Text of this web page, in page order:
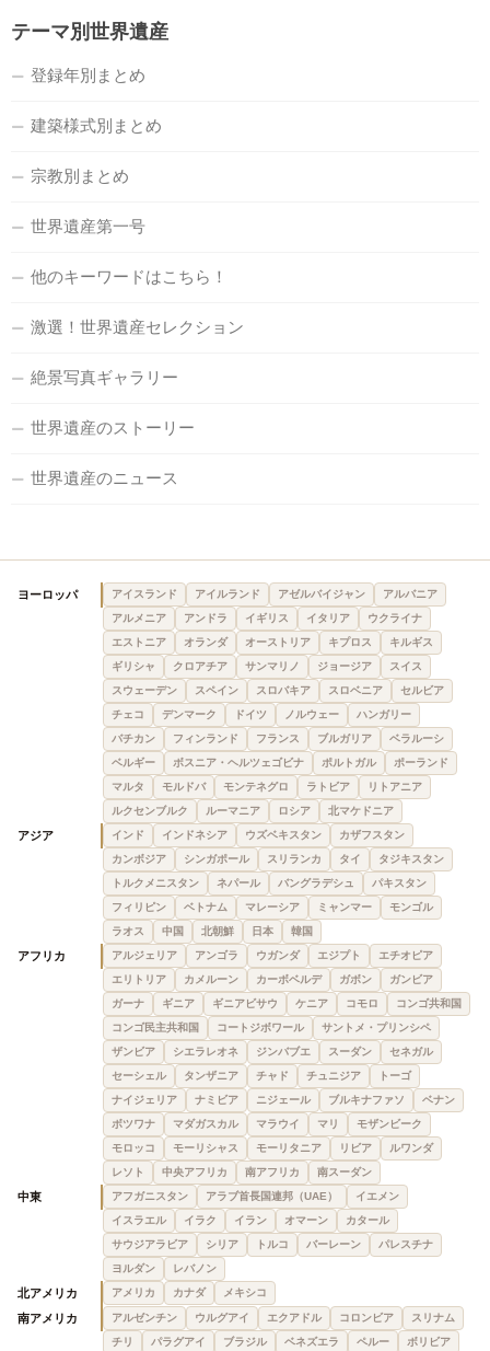
テーマ別世界遺産
登録年別まとめ
建築様式別まとめ
宗教別まとめ
世界遺産第一号
他のキーワードはこちら！
激選！世界遺産セレクション
絶景写真ギャラリー
世界遺産のストーリー
世界遺産のニュース
ヨーロッパ アイスランド アイルランド アゼルバイジャン
アルバニア
アルメニア
アンドラ イギリス イタリア
ウクライナ
エストニア
オランダ オーストリア キプロス
キルギス
ギリシャ
クロアチア サンマリノ ジョージア
スイス
スウェーデン
スペイン スロバキア スロベニア
セルビア
チェコ
デンマーク ドイツ ノルウェー
ハンガリー
バチカン
フィンランド フランス ブルガリア
ベラルーシ
ベルギー
ボスニア・ヘルツェゴビナ ポルトガル
ポーランド
マルタ
モルドバ モンテネグロ ラトビア
リトアニア
ルクセンブルク
ルーマニア ロシア 北マケドニア
アジア インド インドネシア ウズベキスタン
カザフスタン
カンボジア
シンガポール スリランカ タイ
タジキスタン
トルクメニスタン
ネパール バングラデシュ
パキスタン
フィリピン
ベトナム マレーシア ミャンマー
モンゴル
ラオス
中国 北朝鮮 日本 韓国
アフリカ アルジェリア アンゴラ ウガンダ エジプト
エチオピア
エリトリア
カメルーン カーボベルデ ガボン
ガンビア
ガーナ
ギニア ギニアビサウ ケニア コモロ
コンゴ共和国
コンゴ民主共和国
コートジボワール
サントメ・プリンシペ
ザンビア
シエラレオネ ジンバブエ スーダン
セネガル
セーシェル
タンザニア チャド チュニジア
トーゴ
ナイジェリア
ナミビア ニジェール ブルキナファソ
ベナン
ボツワナ
マダガスカル マラウイ マリ
モザンビーク
モロッコ
モーリシャス モーリタニア リビア
ルワンダ
レソト
中央アフリカ 南アフリカ 南スーダン
中東 アフガニスタン アラブ首長国連邦（UAE）
イエメン
イスラエル
イラク イラン オマーン
カタール
サウジアラビア
シリア トルコ バーレーン
パレスチナ
ヨルダン
レバノン
北アメリカ アメリカ カナダ メキシコ
南アメリカ アルゼンチン ウルグアイ エクアドル コロンビア
スリナム
チリ
パラグアイ ブラジル ベネズエラ ペルー ボリビア